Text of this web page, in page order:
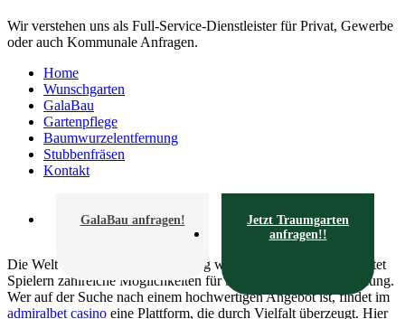
Wir verstehen uns als Full-Service-Dienstleister für Privat, Gewerbe
oder auch Kommunale Anfragen.
Home
Wunschgarten
GalaBau
Gartenpflege
Baumwurzelentfernung
Stubbenfräsen
Kontakt
GalaBau anfragen!
Jetzt Traumgarten
anfragen!!
Die Welt der digitalen Unterhaltung wächst stetig weiter und bietet
Spielern zahlreiche Möglichkeiten für Spannung und Abwechslung.
Wer auf der Suche nach einem hochwertigen Angebot ist, findet im
admiralbet casino eine Plattform, die durch Vielfalt überzeugt. Hier